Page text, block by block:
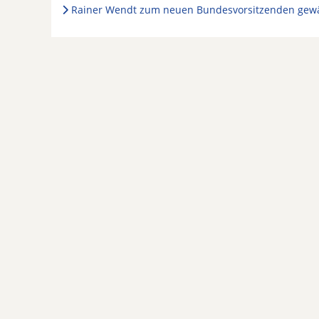
Rainer Wendt zum neuen Bundesvorsitzenden